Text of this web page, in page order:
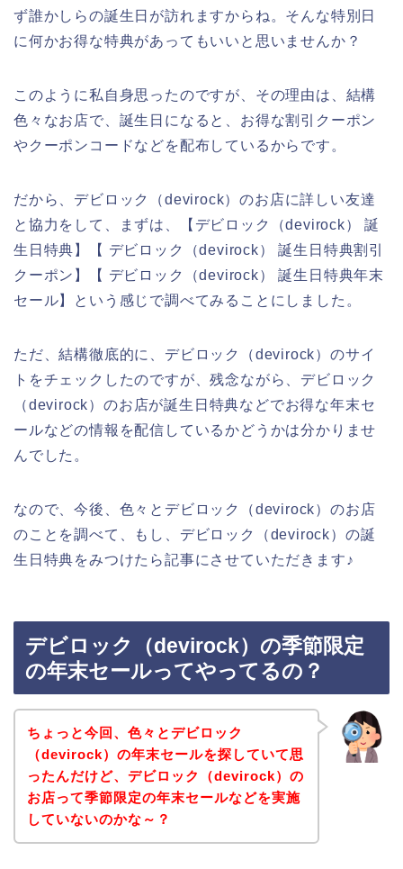
ず誰かしらの誕生日が訪れますからね。そんな特別日
に何かお得な特典があってもいいと思いませんか？
このように私自身思ったのですが、その理由は、結構
色々なお店で、誕生日になると、お得な割引クーポン
やクーポンコードなどを配布しているからです。
だから、デビロック（devirock）のお店に詳しい友達
と協力をして、まずは、【デビロック（devirock） 誕
生日特典】【 デビロック（devirock） 誕生日特典割引
クーポン】【 デビロック（devirock） 誕生日特典年末
セール】という感じで調べてみることにしました。
ただ、結構徹底的に、デビロック（devirock）のサイ
トをチェックしたのですが、残念ながら、デビロック
（devirock）のお店が誕生日特典などでお得な年末セ
ールなどの情報を配信しているかどうかは分かりませ
んでした。
なので、今後、色々とデビロック（devirock）のお店
のことを調べて、もし、デビロック（devirock）の誕
生日特典をみつけたら記事にさせていただきます♪
デビロック（devirock）の季節限定
の年末セールってやってるの？
ちょっと今回、色々とデビロック
（devirock）の年末セールを探していて思
ったんだけど、デビロック（devirock）の
お店って季節限定の年末セールなどを実施
していないのかな～？